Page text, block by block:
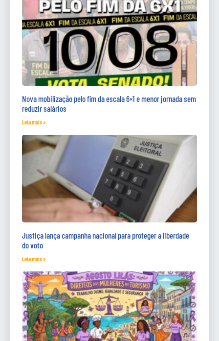
Nova mobilização pelo fim da escala 6×1 e menor jornada sem
reduzir salários
Leia mais »
Justiça lança campanha nacional para proteger a liberdade
do voto
Leia mais »